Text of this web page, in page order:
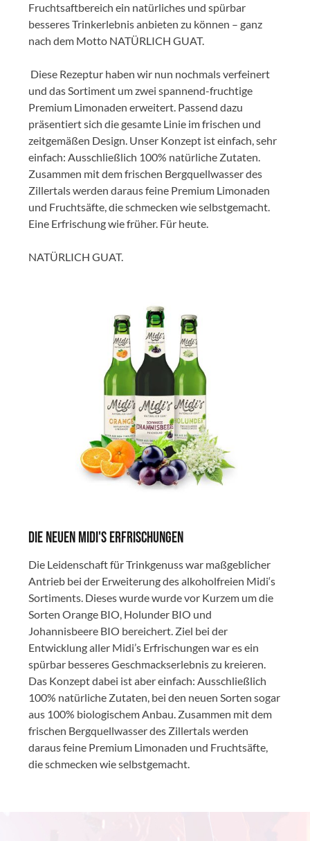
Fruchtsaftbereich ein natürliches und spürbar
besseres Trinkerlebnis anbieten zu können – ganz
nach dem Motto NATÜRLICH GUAT.
Diese Rezeptur haben wir nun nochmals verfeinert
und das Sortiment um zwei spannend-fruchtige
Premium Limonaden erweitert. Passend dazu
präsentiert sich die gesamte Linie im frischen und
zeitgemäßen Design. Unser Konzept ist einfach, sehr
einfach: Ausschließlich 100% natürliche Zutaten.
Zusammen mit dem frischen Bergquellwasser des
Zillertals werden daraus feine Premium Limonaden
und Fruchtsäfte, die schmecken wie selbstgemacht.
Eine Erfrischung wie früher. Für heute.
NATÜRLICH GUAT.
Die neuen Midi's Erfrischungen
Die Leidenschaft für Trinkgenuss war maßgeblicher
Antrieb bei der Erweiterung des alkoholfreien Midi‘s
Sortiments. Dieses wurde wurde vor Kurzem um die
Sorten Orange BIO, Holunder BIO und
Johannisbeere BIO bereichert. Ziel bei der
Entwicklung aller Midi’s Erfrischungen war es ein
spürbar besseres Geschmackserlebnis zu kreieren.
Das Konzept dabei ist aber einfach: Ausschließlich
100% natürliche Zutaten, bei den neuen Sorten sogar
aus 100% biologischem Anbau. Zusammen mit dem
frischen Bergquellwasser des Zillertals werden
daraus feine Premium Limonaden und Fruchtsäfte,
die schmecken wie selbstgemacht.